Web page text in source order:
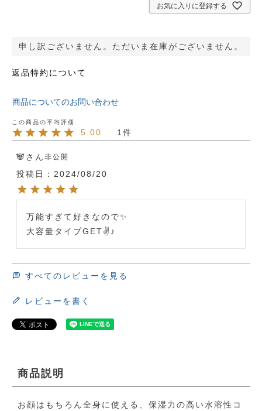
お気に入りに登録する
申し訳ございません。ただいま在庫がございません。
返品特約について
商品についてのお問い合わせ
5.00 1
🐼 非公開
投稿日 2024/08/20
万能すぎて好きなので✨
大容量タイプGET✌♪
すべてのレビューを見る
レビューを書く
商品説明
お顔はもちろん全身に使える、保湿力の高い水溶性コ